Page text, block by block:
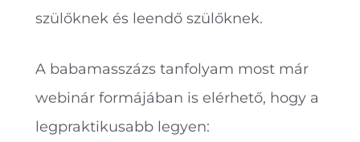
szülőknek és leendő szülőknek.
A babamasszázs tanfolyam most már
webinár formájában is elérhető, hogy a
legpraktikusabb legyen: